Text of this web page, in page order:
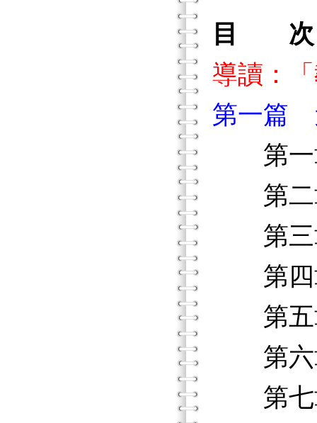
目 次
導讀：
第一篇
第一
第二
第三
第四
第五
第六
第七